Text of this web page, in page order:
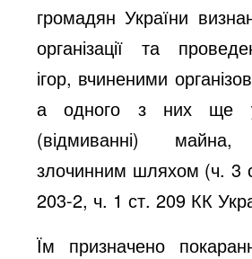
громадян України
організації та
ігор, вчиненими
а одного з них ще у
(відмиванні) майна,
злочинним шляхом (ч. 3
203-2, ч. 1 ст. 209 КК
Їм призначено